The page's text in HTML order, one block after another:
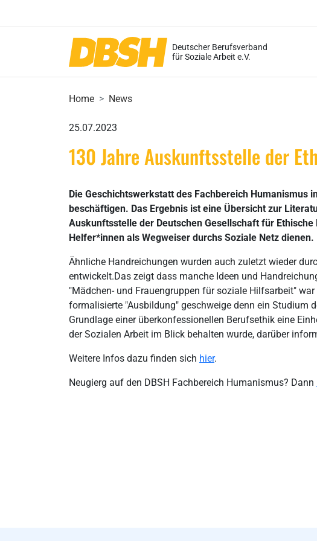
Deutscher Berufsverband
für Soziale Arbeit e.V.
Home News
25.07.2023
130 Jahre Auskunftsstelle der
Die Geschichtswerkstatt des Fachbereich Humanismus
beschäftigen. Das Ergebnis ist eine Übersicht zur
Auskunftsstelle der Deutschen Gesellschaft für
Helfer*innen als Wegweiser durchs Soziale Netz dienen.
Ähnliche Handreichungen wurden auch zuletzt wieder
entwickelt.Das zeigt dass manche Ideen und
"Mädchen- und Frauengruppen für soziale Hilfsarbeit"
formalisierte "Ausbildung" geschweige denn ein Studium
Grundlage einer überkonfessionellen Berufsethik eine
der Sozialen Arbeit im Blick behalten wurde, darüber
Weitere Infos dazu finden sich hier.
Neugierg auf den DBSH Fachbereich Humanismus? Dann